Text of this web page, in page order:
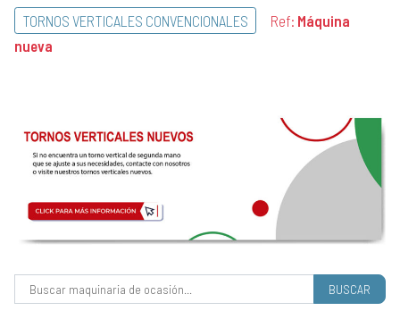
TORNOS VERTICALES CONVENCIONALES Ref: Máquina
nueva
Buscar: